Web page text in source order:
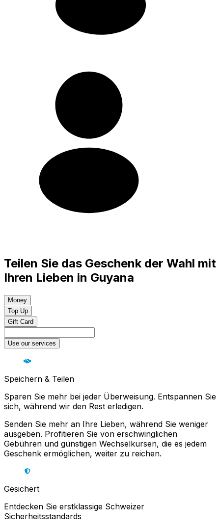
Teilen Sie das Geschenk der Wahl mit
Ihren Lieben in Guyana
Money
Top Up
Gift Card
Use our services
Speichern & Teilen
Sparen Sie mehr bei jeder Überweisung. Entspannen Sie
sich, während wir den Rest erledigen.
Senden Sie mehr an Ihre Lieben, während Sie weniger
ausgeben. Profitieren Sie von erschwinglichen
Gebühren und günstigen Wechselkursen, die es jedem
Geschenk ermöglichen, weiter zu reichen.
Gesichert
Entdecken Sie erstklassige Schweizer
Sicherheitsstandards